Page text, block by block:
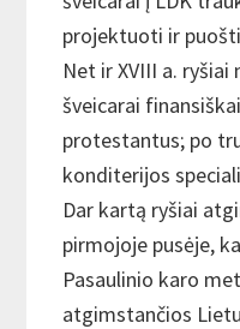
projektuoti ir
Net ir XVIII a. ryšiai
šveicarai
protestantus; po
konditerijos
Dar kartą ryšiai
pirmojoje pusėje,
Pasaulinio karo
atgimstančios